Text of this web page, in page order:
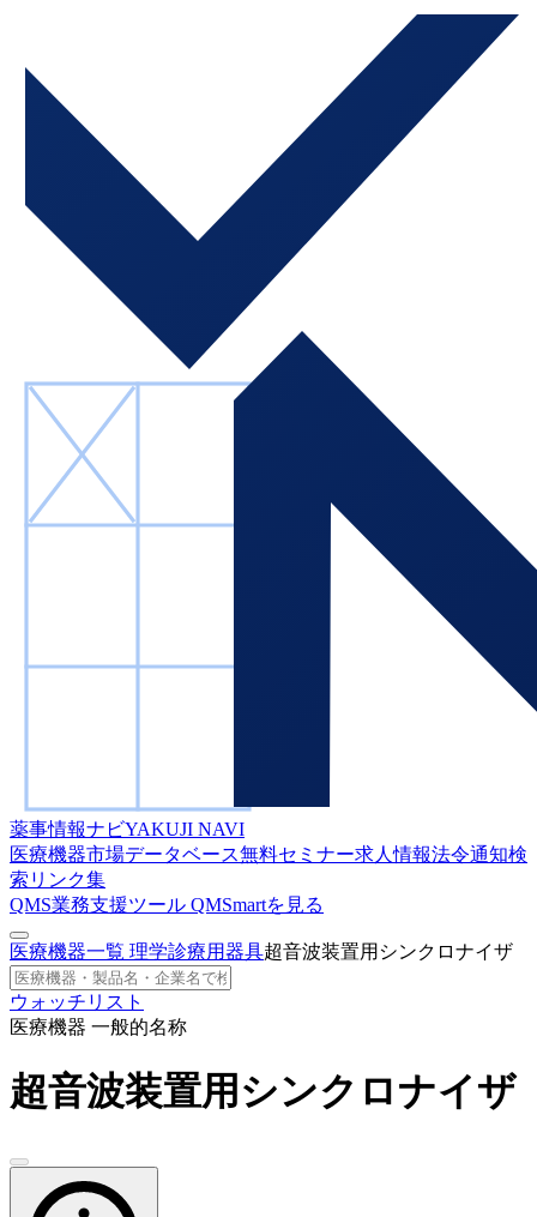
薬事情報ナビYAKUJI NAVI
医療機器市場データベース無料セミナー求人情報法令通知検
索 リンク集
QMS業務支援ツール QMSmartを見る
医療機器一覧 理学診療用器具超音波装置用シンクロナイザ
ウォッチリスト
医療機器 一般的名称
超音波装置用シンクロナイザ